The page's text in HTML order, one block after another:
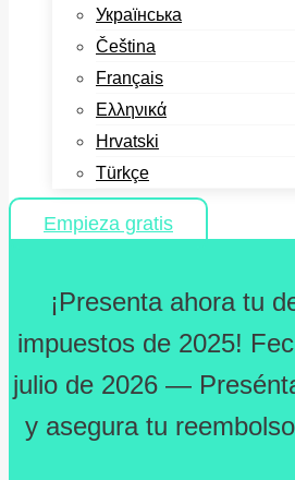
Українська
Čeština
Français
Ελληνικά
Hrvatski
Türkçe
Empieza gratis
¡Presenta ahora tu
impuestos de 2025!
julio de 2026 —
y asegura tu